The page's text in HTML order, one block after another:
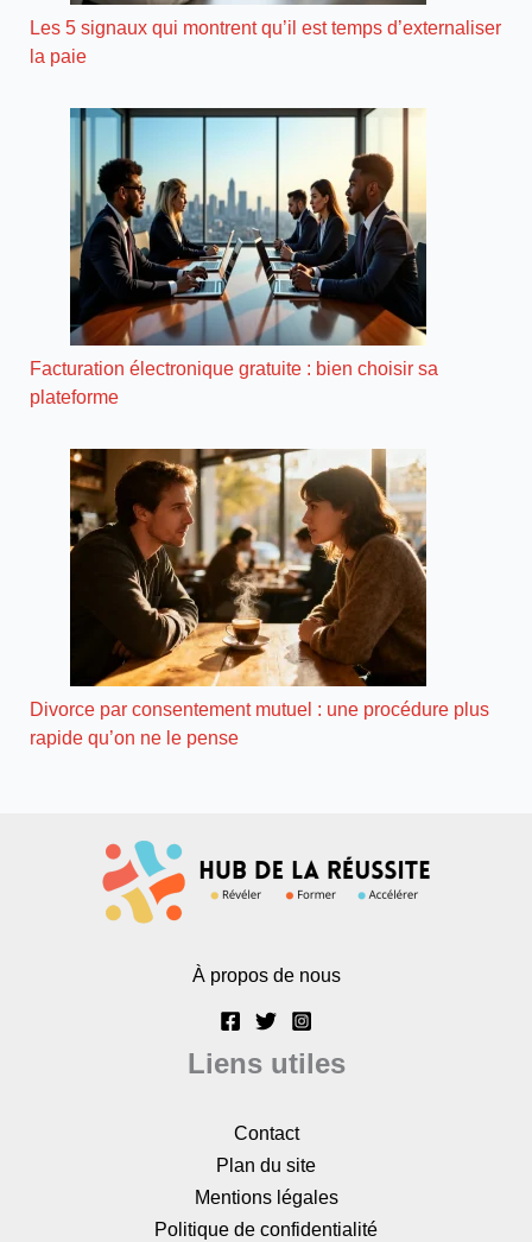
Les 5 signaux qui montrent qu’il est temps d’externaliser
la paie
Facturation électronique gratuite : bien choisir sa
plateforme
Divorce par consentement mutuel : une procédure plus
rapide qu’on ne le pense
À propos de nous
Liens utiles
Contact
Plan du site
Mentions légales
Politique de confidentialité